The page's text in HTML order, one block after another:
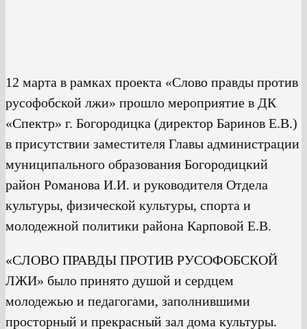
12 марта в рамках проекта «Слово правды против
русофобской лжи» прошло мероприятие в ДК
«Спектр» г. Богородицка (директор Баринов Е.В.)
в присутствии заместителя Главы администрации
муниципального образования Богородицкий
район Романова И.И. и руководителя Отдела
культуры, физической культуры, спорта и
молодежной политики района Карповой Е.В.
«СЛОВО ПРАВДЫ ПРОТИВ РУСОФОБСКОЙ
ЛЖИ» было принято душой и сердцем
молодежью и педагогами, заполнившими
просторный и прекрасный зал дома культуры.